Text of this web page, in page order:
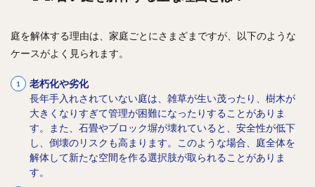
庭を解体する理由は、家庭ごとにさまざまですが、以下のような
ケースがよく見られます。
老朽化や劣化
長年手入れされていない庭は、雑草が生い茂ったり、樹木が
大きくなりすぎて管理が困難になったりすることがありま
す。また、石畳やブロック塀が壊れていると、安全性が低下
し、倒壊のリスクも高まります。このような場合、庭全体を
解体して新たな空間を作る選択肢が取られることがありま
す。